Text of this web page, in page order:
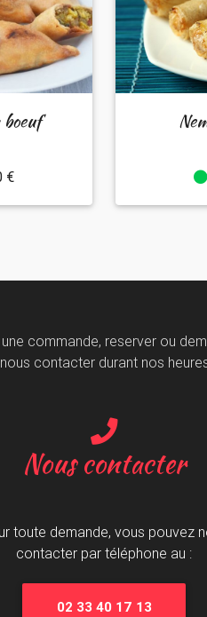
boeuf
€
commande, reserver ou
contacter durant nos
Nous contacter
toute demande, vous pouvez
contacter par téléphone au :
02 33 40 17 13